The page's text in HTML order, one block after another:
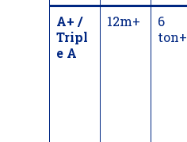
A+ /
Tripl
e A
12m+
6
ton+